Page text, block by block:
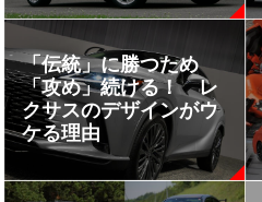
「伝統」に勝つため
「攻め」続ける！ レ
クサスのデザインがウ
ケる理由